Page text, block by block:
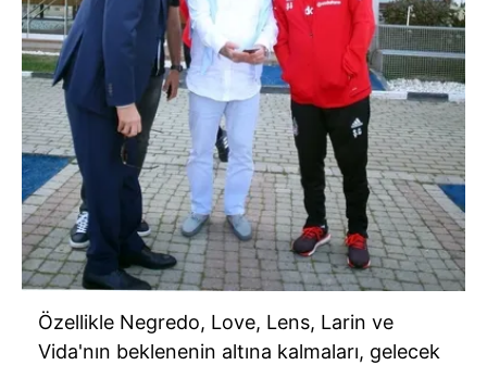
Özellikle Negredo, Love, Lens, Larin ve
Vida'nın beklenenin altına kalmaları, gelecek